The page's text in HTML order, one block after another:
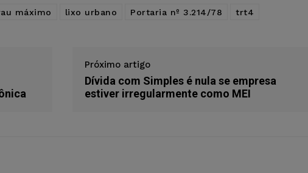
máximo lixo urbano Portaria nº 3.214/78 trt4
Próximo artigo
Dívida com Simples é nula se empresa
estiver irregularmente como MEI